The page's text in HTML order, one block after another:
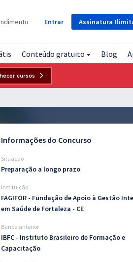
Assinatura
Entrar
Conteúdo gratuito Blog
cursos
Informações do Concurso
Situação
Preparação a longo prazo
Instituição
FAGIFOR - Fundação de Apoio à Gestão
em Saúde de Fortaleza - CE
Banca anterior
IBFC - Instituto Brasileiro de Formação e
Capacitação